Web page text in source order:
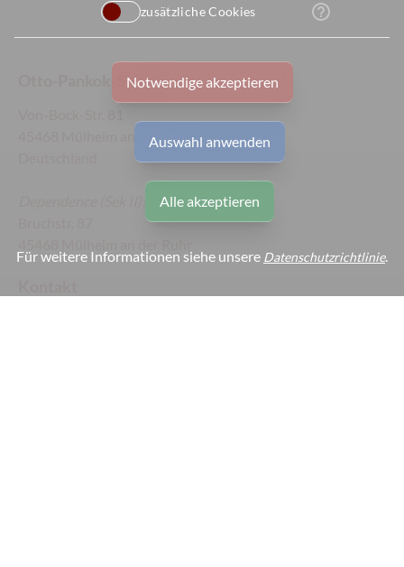
zusätzliche Cookies help_outline
Notwendige akzeptieren
Auswahl anwenden
Alle akzeptieren
Für weitere Informationen siehe unsere Datenschutzrichtlinie.
Otto-Pankok-Schule
45468 Mülheim an der Ruhr